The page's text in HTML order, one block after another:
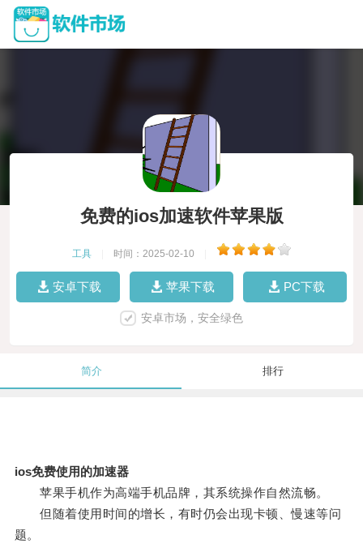
免费的ios加速软件苹果版
工具 时间：2025-02-10
安卓下载 苹果下载 PC下载
安卓市场，安全绿色
简介 排行
ios免费使用的加速器
苹果手机作为高端手机品牌，其系统操作自然流畅。
但随着使用时间的增长，有时仍会出现卡顿、慢速等问
题。